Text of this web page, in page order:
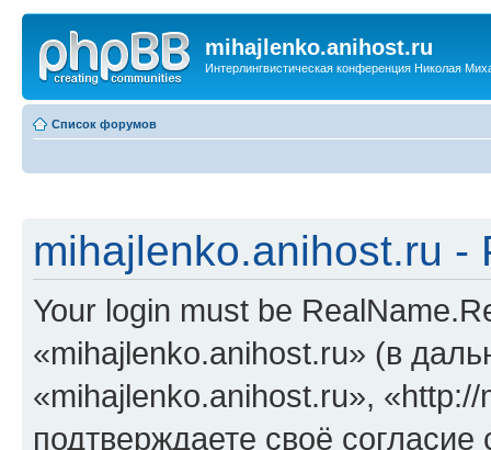
mihajlenko.anihost.ru
Интерлингвистическая конференция Николая
Список форумов
mihajlenko.anihost.ru -
Your login must be
«mihajlenko.anihost.ru» (в
«mihajlenko.anihost.ru»,
подтверждаете своё